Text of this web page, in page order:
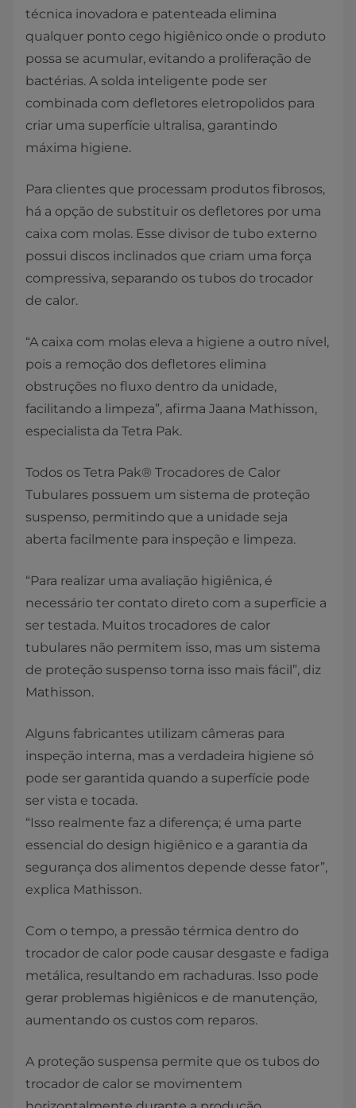
técnica inovadora e patenteada elimina
qualquer ponto cego higiênico onde o produto
possa se acumular, evitando a proliferação de
bactérias. A solda inteligente pode ser
combinada com defletores eletropolidos para
criar uma superfície ultralisa, garantindo
máxima higiene.
Para clientes que processam produtos fibrosos,
há a opção de substituir os defletores por uma
caixa com molas. Esse divisor de tubo externo
possui discos inclinados que criam uma força
compressiva, separando os tubos do trocador
de calor.
“A caixa com molas eleva a higiene a outro nível,
pois a remoção dos defletores elimina
obstruções no fluxo dentro da unidade,
facilitando a limpeza”, afirma Jaana Mathisson,
especialista da Tetra Pak.
Todos os Tetra Pak® Trocadores de Calor
Tubulares possuem um sistema de proteção
suspenso, permitindo que a unidade seja
aberta facilmente para inspeção e limpeza.
“Para realizar uma avaliação higiênica, é
necessário ter contato direto com a superfície a
ser testada. Muitos trocadores de calor
tubulares não permitem isso, mas um sistema
de proteção suspenso torna isso mais fácil”, diz
Mathisson.
Alguns fabricantes utilizam câmeras para
inspeção interna, mas a verdadeira higiene só
pode ser garantida quando a superfície pode
ser vista e tocada.
“Isso realmente faz a diferença; é uma parte
essencial do design higiênico e a garantia da
segurança dos alimentos depende desse fator”,
explica Mathisson.
Com o tempo, a pressão térmica dentro do
trocador de calor pode causar desgaste e fadiga
metálica, resultando em rachaduras. Isso pode
gerar problemas higiênicos e de manutenção,
aumentando os custos com reparos.
A proteção suspensa permite que os tubos do
trocador de calor se movimentem